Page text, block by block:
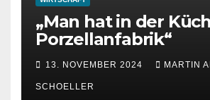
„Man hat in der
Porzellanfabrik“
13. NOVEMBER 2024 MARTIN
SCHOELLER